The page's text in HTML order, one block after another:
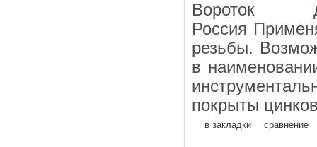
Вороток
Россия
резьбы.
в
покрыты
в закладки сравнение